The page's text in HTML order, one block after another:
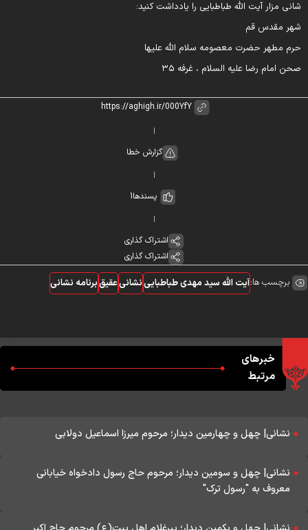
شانی مزار آیت الله طباطبایی را یادداشت کنید:
شهر مقدس قم
حرم مطهر حضرت معصومه سلام الله علیها
صحن امام رضا علیه السلام ، غرفه ۳۵
گزارش خطا
پسندها1
اشتراک گذاری
اشتراک گذاری
برچسب ها:آیت الله سید مهدی طباطبایینشانیعقیقبرنامه نشانی
خبرهای
مرتبط
نشانی| چهل و چهارمین دیدار؛ مرحوم میرزا اسماعیل دولابی
نشانی| چهل و سومین دیدار؛ مرحوم حاج رسول دادخواه خیابانی
معروف به "رسول ترک"